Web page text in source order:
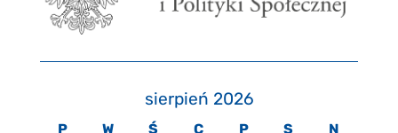
sierpień 2026
P W Ś C P S
N